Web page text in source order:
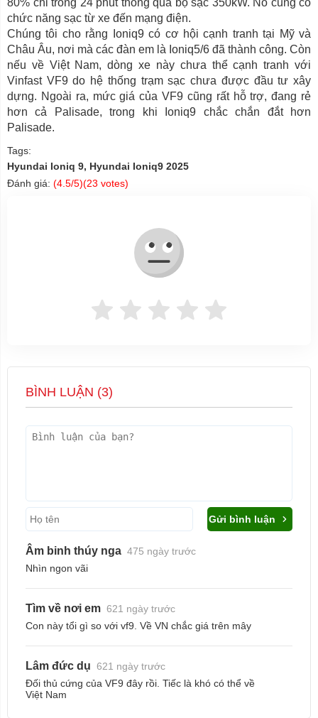
chức năng sạc từ xe đến mạng điện.
Chúng tôi cho rằng Ioniq9 có cơ hội cạnh tranh tại Mỹ và
Châu Âu, nơi mà các đàn em là Ioniq5/6 đã thành công. Còn
nếu về Việt Nam, dòng xe này chưa thể cạnh tranh với
Vinfast VF9 do hệ thống trạm sạc chưa được đầu tư xây
dựng. Ngoài ra, mức giá của VF9 cũng rất hỗ trợ, đang rẻ
hơn cả Palisade, trong khi Ioniq9 chắc chắn đắt hơn
Palisade.
Tags:
Hyundai Ioniq 9, Hyundai Ioniq9 2025
Đánh giá: (4.5/5)(23 votes)
BÌNH LUẬN (3)
Gửi bình luận
Âm binh thúy nga 475 ngày trước
Nhìn ngon vãi
Tìm về nơi em 621 ngày trước
Con này tổi gì so với vf9. Về VN chắc giá trên mây
Lâm đức dụ 621 ngày trước
Đối thủ cứng của VF9 đây rồi. Tiếc là khó có thể về
Việt Nam